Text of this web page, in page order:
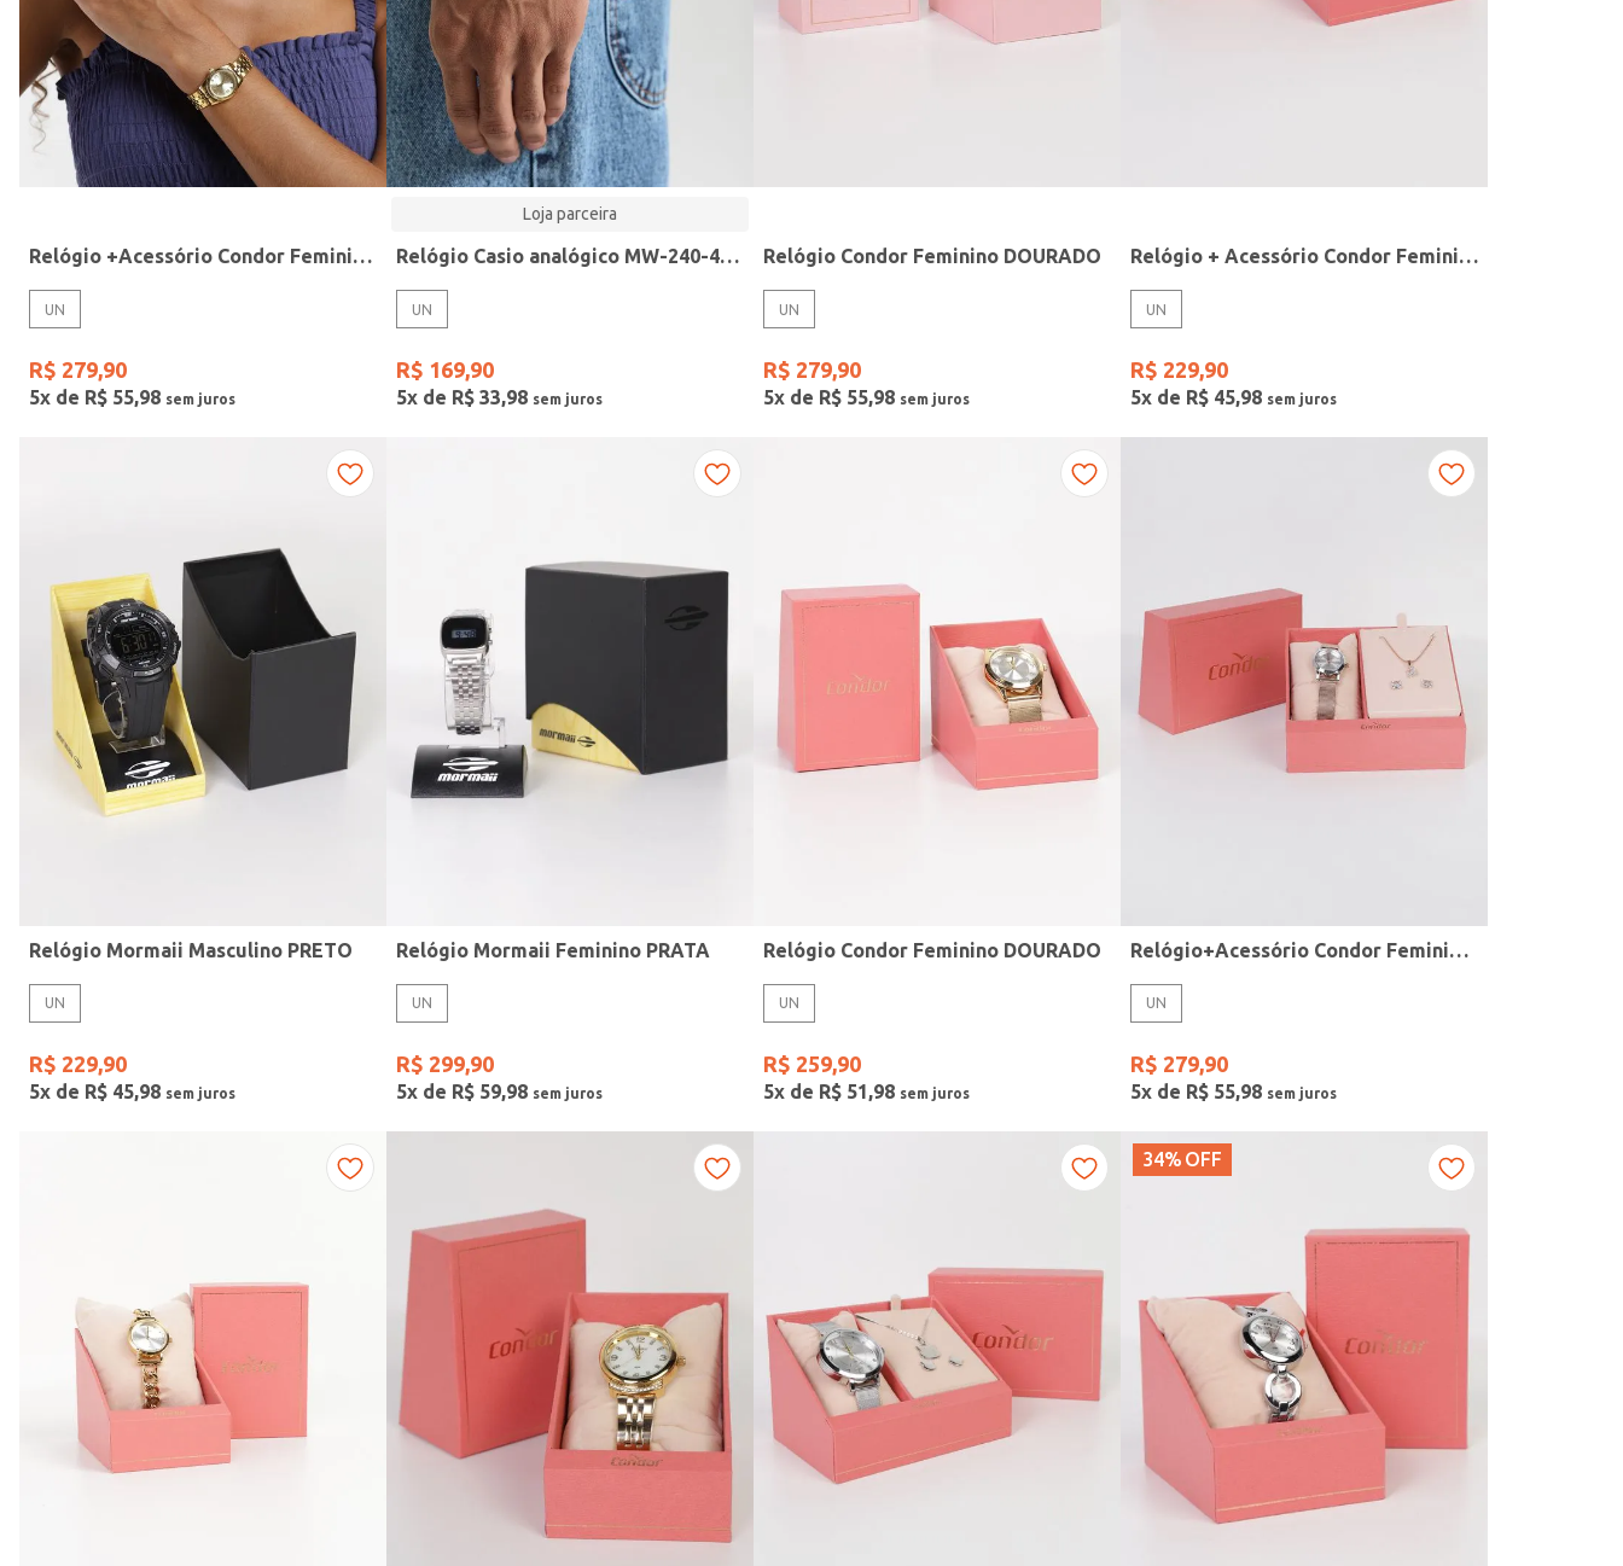
Modelo
Modelo de Pulseira
Faixas de preço
– R$ 390,00
Relógio +Acessório Condor Feminino DOURADO
UN
R$ 279,90
5x de R$ 55,98
Loja parceira
Relógio Casio analógico MW-240-4BVDF-SC
UN
R$ 169,90
5x de R$ 33,98
Relógio Condor Feminino DOURADO
UN
R$ 279,90
5x de R$ 55,98
Relógio + Acessório Condor Feminino PRATA
UN
R$ 229,90
5x de R$ 45,98
Relógio Mormaii Masculino PRETO
UN
R$ 229,90
5x de R$ 45,98
Relógio Mormaii Feminino PRATA
UN
R$ 299,90
5x de R$ 59,98
Relógio Condor Feminino DOURADO
UN
R$ 259,90
5x de R$ 51,98
Relógio+Acessório Condor Feminino ROSE
UN
R$ 279,90
5x de R$ 55,98
34% OFF